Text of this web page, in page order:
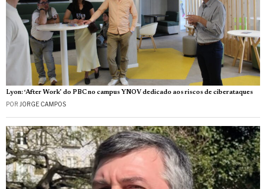
Lyon: ‘After Work’ do PBC no campus YNOV dedicado aos riscos de ciberataques
POR JORGE CAMPOS